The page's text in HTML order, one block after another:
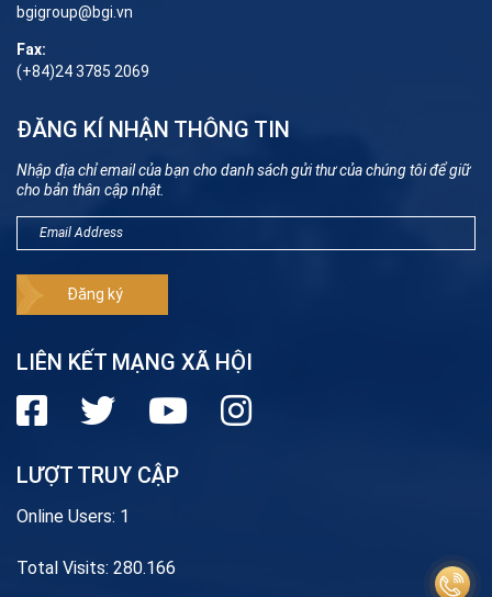
bgigroup@bgi.vn
Fax:
(+84)24 3785 2069
ĐĂNG KÍ NHẬN THÔNG TIN
Nhập địa chỉ email của bạn cho danh sách gửi thư của chúng tôi để giữ
cho bản thân cập nhật.
LIÊN KẾT MẠNG XÃ HỘI
LƯỢT TRUY CẬP
Online Users: 1
Total Visits: 280.166